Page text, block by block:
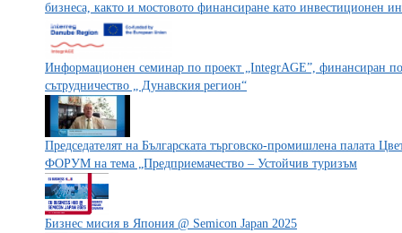
бизнеса, както и мостовото финансиране като инвестиционен
Информационен семинар по проект „IntegrAGE”, финансиран
сътрудничество „ Дунавския регион“
Председателят на Българската търговско-промишлена палата
ФОРУМ на тема „Предприемачество – Устойчив туризъм
Бизнес мисия в Япония @ Semicon Japan 2025